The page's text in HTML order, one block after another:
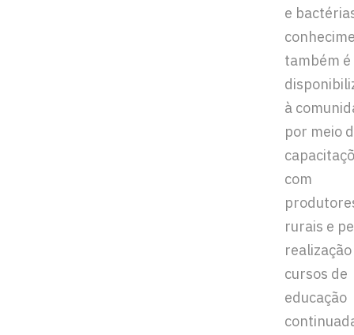
e
também é
à
por meio
com
rurais e
cursos de
educação